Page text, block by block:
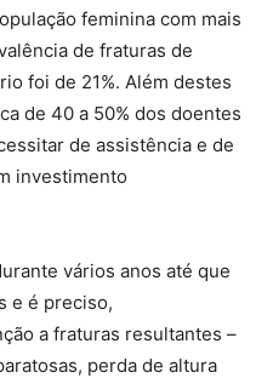
feminina com mais
de fraturas de
foi de 21%. Além destes
de 40 a 50% dos doentes
de assistência e de
investimento
vários anos até que
e é preciso,
a fraturas resultantes –
perda de altura